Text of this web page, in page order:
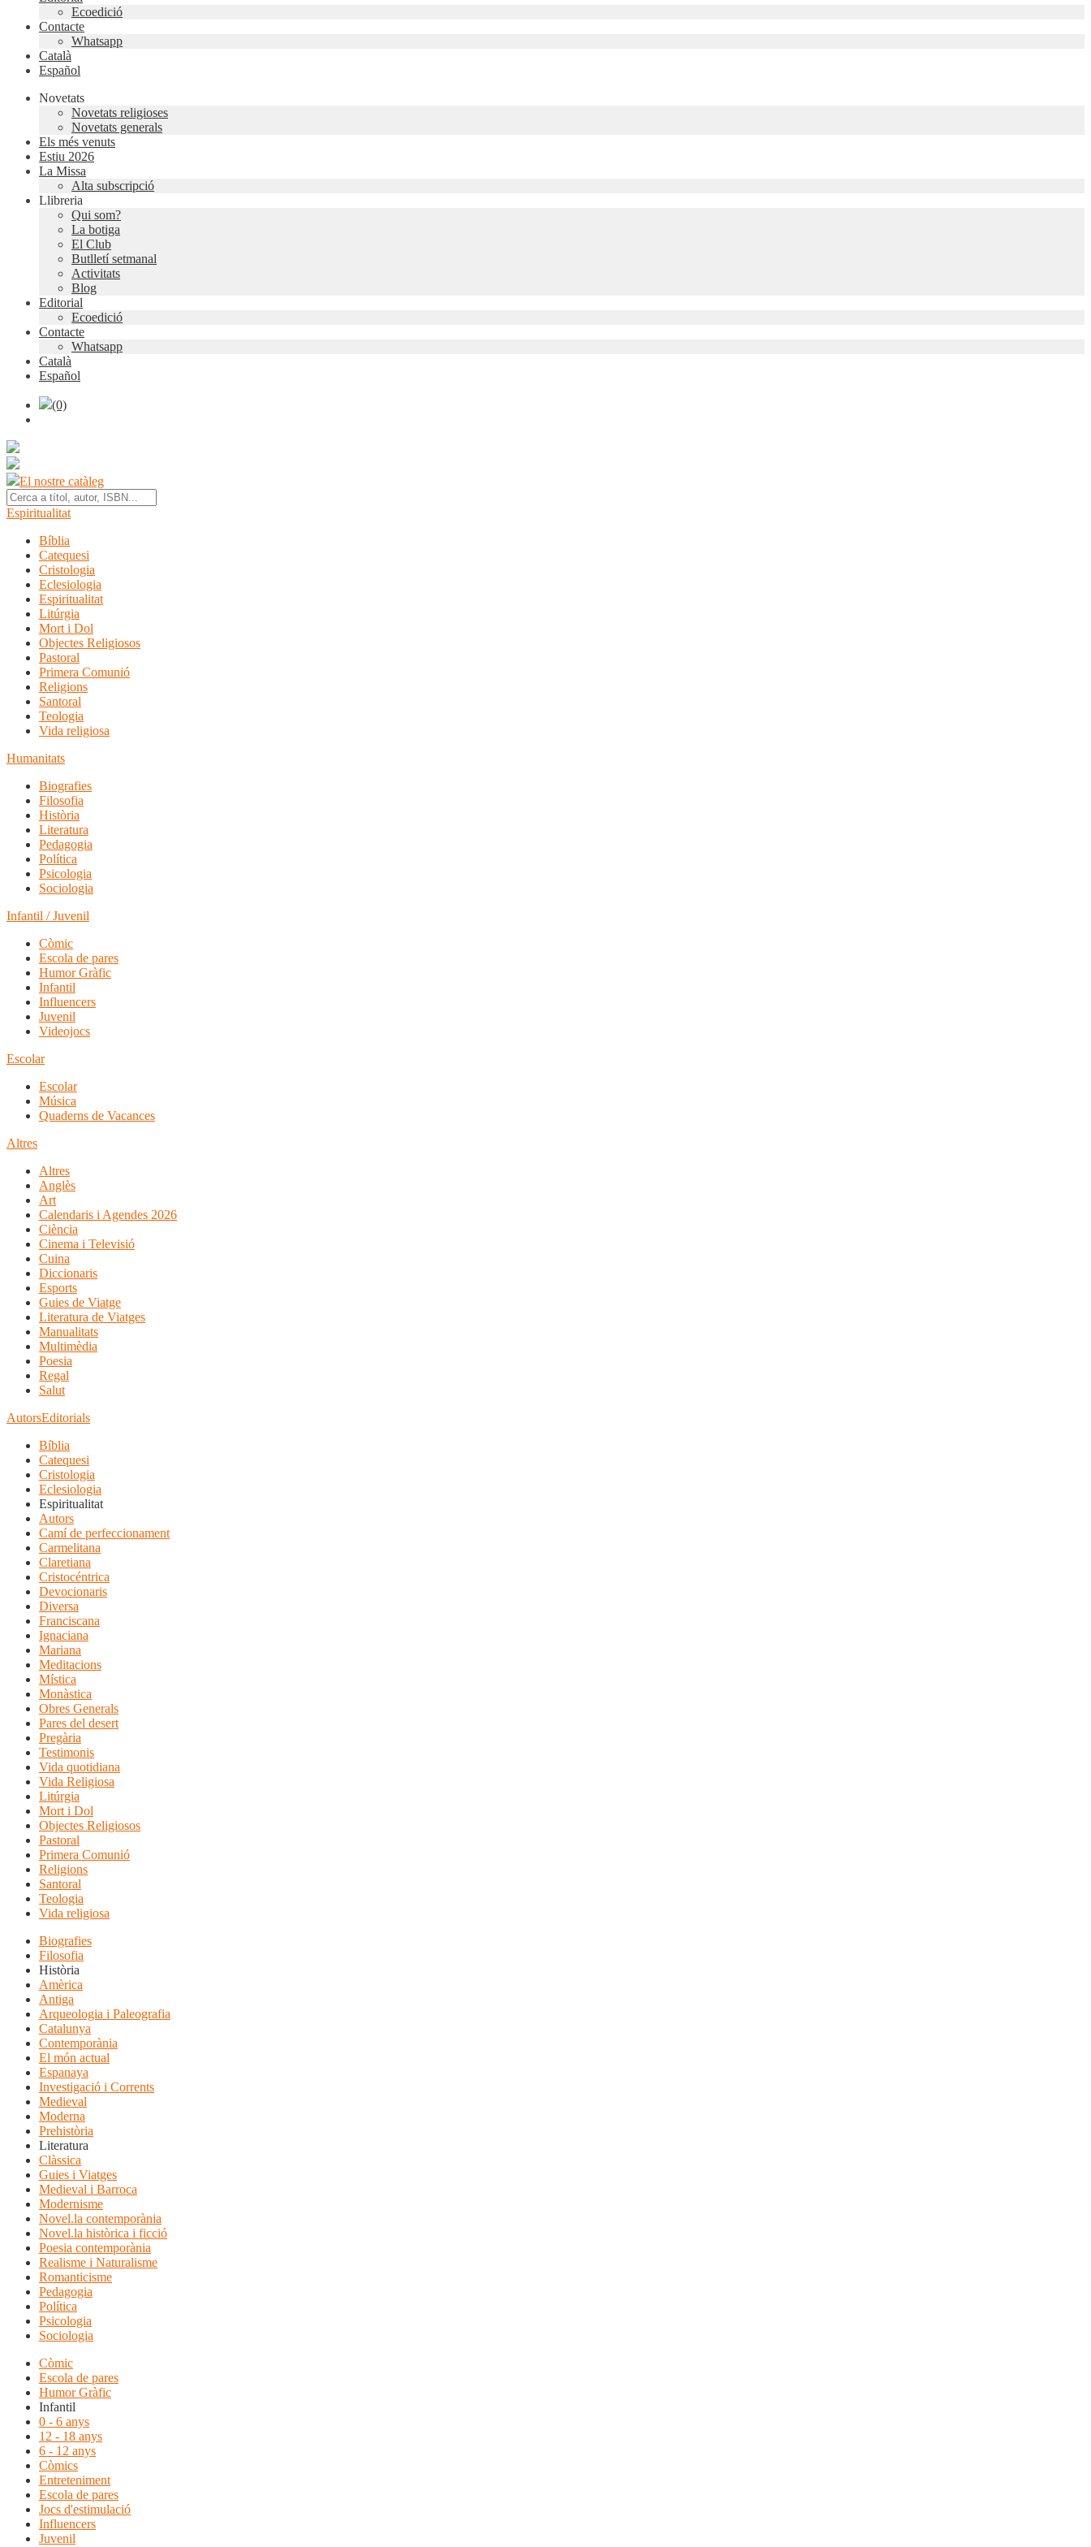
Ecoedició
Contacte
Whatsapp
Català
Español
Novetats
Novetats religioses
Novetats generals
Els més venuts
Estiu 2026
La Missa
Alta subscripció
Llibreria
Qui som?
La botiga
El Club
Butlletí setmanal
Activitats
Blog
Editorial
Ecoedició
Contacte
Whatsapp
Català
Español
(0)
El nostre catàleg
Espiritualitat
Bíblia
Catequesi
Cristologia
Eclesiologia
Espiritualitat
Litúrgia
Mort i Dol
Objectes Religiosos
Pastoral
Primera Comunió
Religions
Santoral
Teologia
Vida religiosa
Humanitats
Biografies
Filosofia
Història
Literatura
Pedagogia
Política
Psicologia
Sociologia
Infantil / Juvenil
Còmic
Escola de pares
Humor Gràfic
Infantil
Influencers
Juvenil
Videojocs
Escolar
Escolar
Música
Quaderns de Vacances
Altres
Altres
Anglès
Art
Calendaris i Agendes 2026
Ciència
Cinema i Televisió
Cuina
Diccionaris
Esports
Guies de Viatge
Literatura de Viatges
Manualitats
Multimèdia
Poesia
Regal
Salut
AutorsEditorials
Bíblia
Catequesi
Cristologia
Eclesiologia
Espiritualitat
Autors
Camí de perfeccionament
Carmelitana
Claretiana
Cristocéntrica
Devocionaris
Diversa
Franciscana
Ignaciana
Mariana
Meditacions
Mística
Monàstica
Obres Generals
Pares del desert
Pregària
Testimonis
Vida quotidiana
Vida Religiosa
Litúrgia
Mort i Dol
Objectes Religiosos
Pastoral
Primera Comunió
Religions
Santoral
Teologia
Vida religiosa
Biografies
Filosofia
Història
Amèrica
Antiga
Arqueologia i Paleografia
Catalunya
Contemporània
El món actual
Espanaya
Investigació i Corrents
Medieval
Moderna
Prehistòria
Literatura
Clàssica
Guies i Viatges
Medieval i Barroca
Modernisme
Novel.la contemporània
Novel.la històrica i ficció
Poesia contemporània
Realisme i Naturalisme
Romanticisme
Pedagogia
Política
Psicologia
Sociologia
Còmic
Escola de pares
Humor Gràfic
Infantil
0 - 6 anys
12 - 18 anys
6 - 12 anys
Còmics
Entreteniment
Escola de pares
Jocs d'estimulació
Influencers
Juvenil